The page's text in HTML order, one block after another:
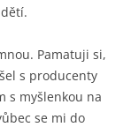
Pamatuji si,
s producenty
s myšlenkou na
se mi do